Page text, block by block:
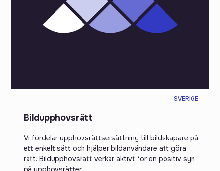
SVERIGE
Bildupphovsrätt
Vi fördelar upphovsrättsersättning till bildskapare på
ett enkelt sätt och hjälper bildanvändare att göra
rätt. Bildupphovsrätt verkar aktivt för en positiv syn
på upphovsrätten.